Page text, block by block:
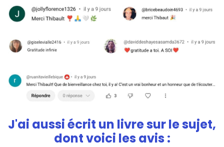
J'ai aussi écrit un livre sur le sujet,
dont voici les avis :